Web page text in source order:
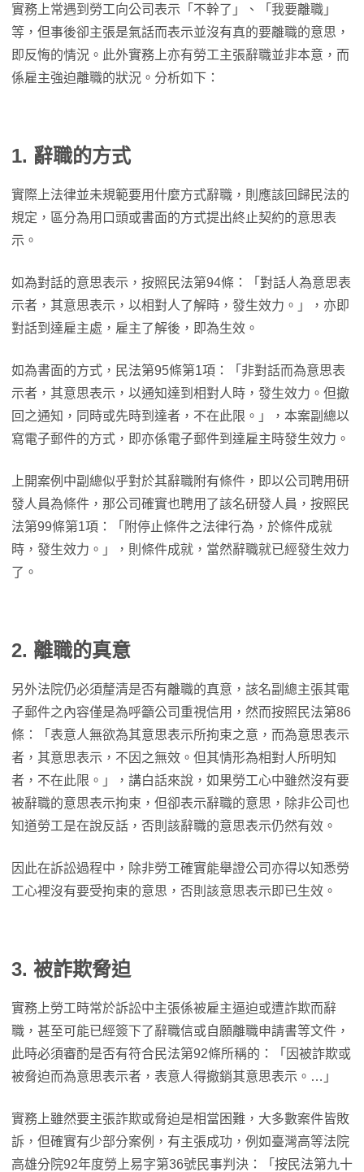
實務上常遇到勞工向公司表示「不幹了」、「我要離職」
等，但事後卻主張是氣話而表示並沒有真的要離職的意思，
即反悔的情況。此外實務上亦有勞工主張辭職並非本意，而
係雇主強迫離職的狀況。分析如下：
1. 辭職的方式
實際上法律並未規範要用什麼方式辭職，則應該回歸民法的
規定，區分為用口頭或書面的方式提出終止契約的意思表
示。
如為對話的意思表示，按照民法第94條：「對話人為意思表
示者，其意思表示，以相對人了解時，發生效力。」，亦即
對話到達雇主處，雇主了解後，即為生效。
如為書面的方式，民法第95條第1項：「非對話而為意思表
示者，其意思表示，以通知達到相對人時，發生效力。但撤
回之通知，同時或先時到達者，不在此限。」，本案副總以
寫電子郵件的方式，即亦係電子郵件到達雇主時發生效力。
上開案例中副總似乎對於其辭職附有條件，即以公司聘用研
發人員為條件，那公司確實也聘用了該名研發人員，按照民
法第99條第1項：「附停止條件之法律行為，於條件成就
時，發生效力。」，則條件成就，當然辭職就已經發生效力
了。
2. 離職的真意
另外法院仍必須釐清是否有離職的真意，該名副總主張其電
子郵件之內容僅是為呼籲公司重視信用，然而按照民法第86
條：「表意人無欲為其意思表示所拘束之意，而為意思表示
者，其意思表示，不因之無效。但其情形為相對人所明知
者，不在此限。」，講白話來說，如果勞工心中雖然沒有要
被辭職的意思表示拘束，但卻表示辭職的意思，除非公司也
知道勞工是在說反話，否則該辭職的意思表示仍然有效。
因此在訴訟過程中，除非勞工確實能舉證公司亦得以知悉勞
工心裡沒有要受拘束的意思，否則該意思表示即已生效。
3. 被詐欺脅迫
實務上勞工時常於訴訟中主張係被雇主逼迫或遭詐欺而辭
職，甚至可能已經簽下了辭職信或自願離職申請書等文件，
此時必須審酌是否有符合民法第92條所稱的：「因被詐欺或
被脅迫而為意思表示者，表意人得撤銷其意思表示。…」
實務上雖然要主張詐欺或脅迫是相當困難，大多數案件皆敗
訴，但確實有少部分案例，有主張成功，例如臺灣高等法院
高雄分院92年度勞上易字第36號民事判決：「按民法第九十